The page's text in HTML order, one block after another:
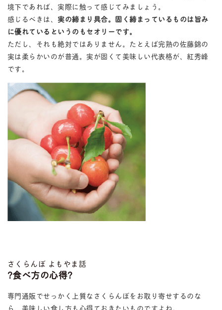
境下であれば、実際に触って感じてみましょう。
感じるべきは、実の締まり具合。固く締まっているものは旨み
に優れているというのもセオリーです。
ただし、それも絶対ではありません。たとえば完熟の佐藤錦の
実は柔らかいのが普通。実が固くて美味しい代表格が、紅秀峰
です。
さくらんぼ よもやま話
?食べ方の心得?
専門通販でせっかく上質なさくらんぼをお取り寄せするのな
ら、美味しい食し方も心得ておきたいものですよね。